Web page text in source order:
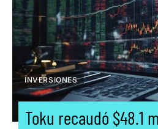
INVERSIONES
Toku recaudó $48.1